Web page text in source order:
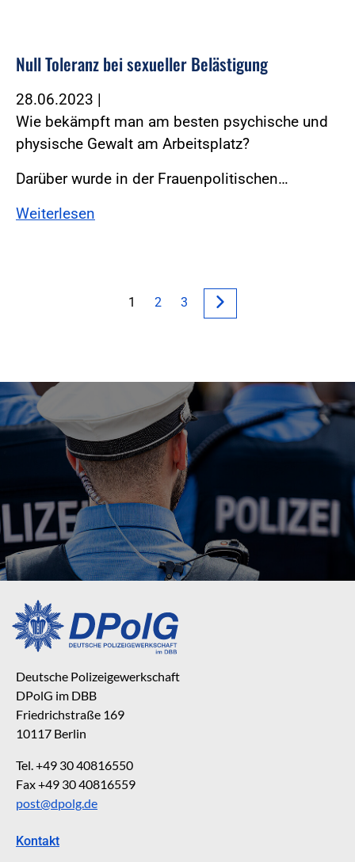
Null Toleranz bei sexueller Belästigung
28.06.2023 |
Wie bekämpft man am besten psychische und
physische Gewalt am Arbeitsplatz?
Darüber wurde in der Frauenpolitischen…
Weiterlesen
1 2 3
Deutsche Polizeigewerkschaft
DPolG im DBB
Friedrichstraße 169
10117 Berlin
Tel. +49 30 40816550
Fax +49 30 40816559
post@dpolg.de
Kontakt